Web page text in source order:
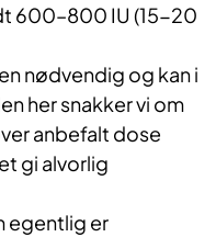
600–800 IU (15-20
nødvendig og kan i
her snakker vi om
anbefalt dose
gi alvorlig
egentlig er